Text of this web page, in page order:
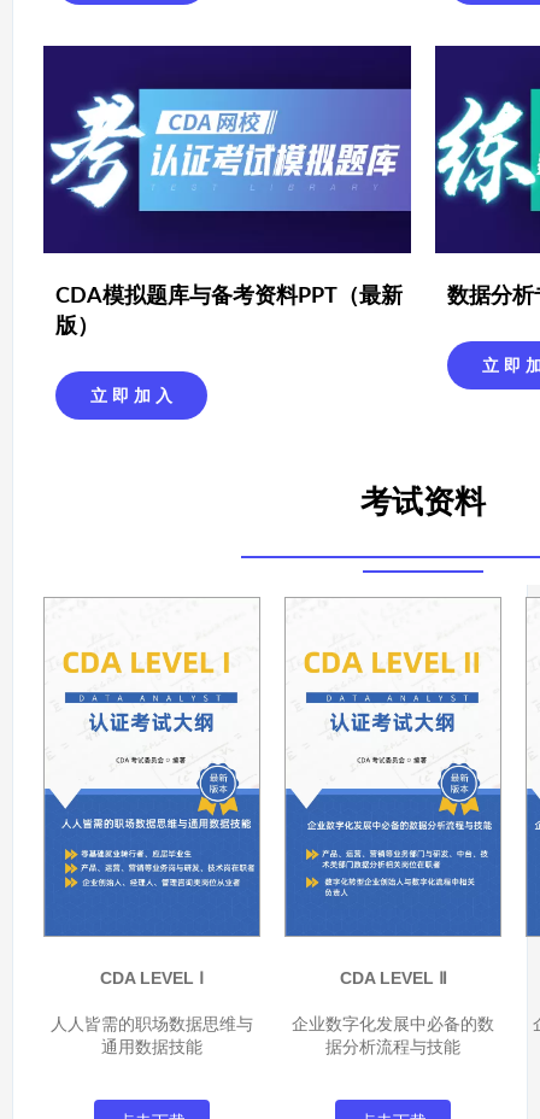
CDA模拟题库与备考资料PPT（最新
版）
立 即 加 入
数据分析
立 即
考试资料
CDA LEVEL Ⅰ
人人皆需的职场数据思维与
通用数据技能
CDA LEVEL Ⅱ
企业数字化发展中必备的数
据分析流程与技能